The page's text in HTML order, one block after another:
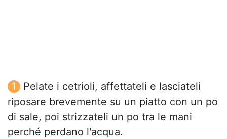
Pelate i cetrioli, affettateli e lasciateli
riposare brevemente su un piatto con un po
di sale, poi strizzateli un po tra le mani
perché perdano l'acqua.